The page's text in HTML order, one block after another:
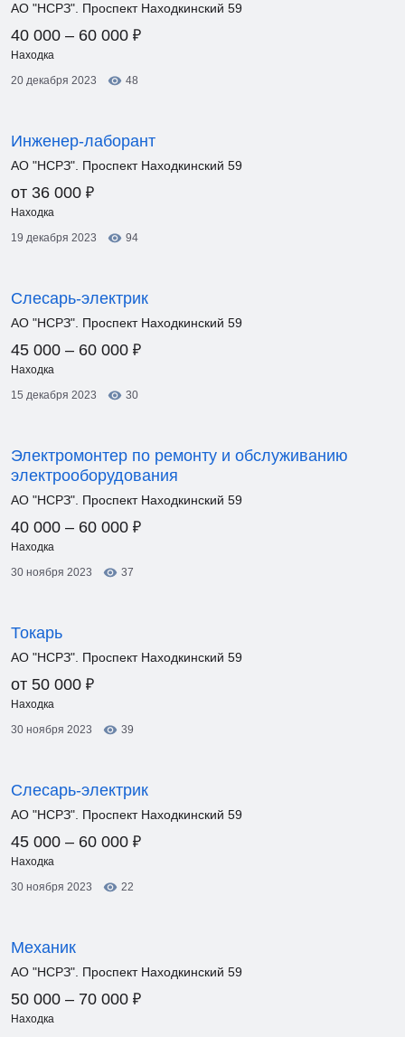
АО "НСРЗ". Проспект Находкинский 59
40 000 – 60 000 ₽
Находка
20 декабря 2023
48
Инженер-лаборант
АО "НСРЗ". Проспект Находкинский 59
от 36 000 ₽
Находка
19 декабря 2023
94
Слесарь-электрик
АО "НСРЗ". Проспект Находкинский 59
45 000 – 60 000 ₽
Находка
15 декабря 2023
30
Электромонтер по ремонту и обслуживанию
электрооборудования
АО "НСРЗ". Проспект Находкинский 59
40 000 – 60 000 ₽
Находка
30 ноября 2023
37
Токарь
АО "НСРЗ". Проспект Находкинский 59
от 50 000 ₽
Находка
30 ноября 2023
39
Слесарь-электрик
АО "НСРЗ". Проспект Находкинский 59
45 000 – 60 000 ₽
Находка
30 ноября 2023
22
Механик
АО "НСРЗ". Проспект Находкинский 59
50 000 – 70 000 ₽
Находка